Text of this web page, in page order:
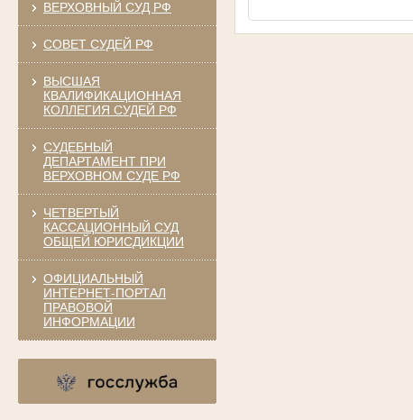
ВЕРХОВНЫЙ СУД РФ
СОВЕТ СУДЕЙ РФ
ВЫСШАЯ
КВАЛИФИКАЦИОННАЯ
КОЛЛЕГИЯ СУДЕЙ РФ
СУДЕБНЫЙ
ДЕПАРТАМЕНТ ПРИ
ВЕРХОВНОМ СУДЕ РФ
ЧЕТВЕРТЫЙ
КАССАЦИОННЫЙ СУД
ОБЩЕЙ ЮРИСДИКЦИИ
ОФИЦИАЛЬНЫЙ
ИНТЕРНЕТ-ПОРТАЛ
ПРАВОВОЙ
ИНФОРМАЦИИ